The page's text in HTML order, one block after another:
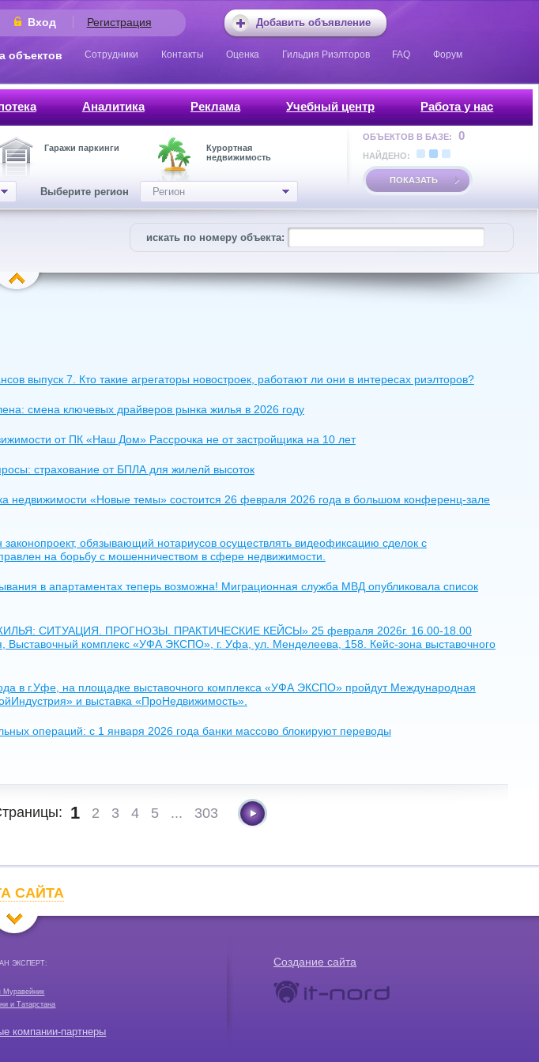
Добавить объявление
Вход Регистрация
объектов Сотрудники Контакты Оценка Гильдия Риэлторов FAQ Форум
Аналитика Реклама Учебный центр Работа у нас
Гаражи паркинги
Курортная
недвижимость
Выберите регион Регион
ОБЪЕКТОВ В БАЗЕ: 0
НАЙДЕНО:
ПОКАЗАТЬ
искать по номеру объекта:
выпуск 7. Кто такие агрегаторы новостроек, работают ли они в интересах риэлторов?
смена ключевых драйверов рынка жилья в 2026 году
от ПК «Наш Дом» Рассрочка не от застройщика на 10 лет
страхование от БПЛА для жилелй высоток
недвижимости «Новые темы» состоится 26 февраля 2026 года в большом конференц-зале
обязывающий нотариусов осуществлять видеофиксацию сделок с
на борьбу с мошенничеством в сфере недвижимости.
в апартаментах теперь возможна! Миграционная служба МВД опубликовала список
СИТУАЦИЯ. ПРОГНОЗЫ. ПРАКТИЧЕСКИЕ КЕЙСЫ» 25 февраля 2026г. 16.00-18.00
Выставочный комплекс «УФА ЭКСПО», г. Уфа, ул. Менделеева, 158. Кейс-зона выставочного
в г.Уфе, на площадке выставочного комплекса «УФА ЭКСПО» пройдут Международная
и выставка «ПроНедвижимость».
операций: с 1 января 2026 года банки массово блокируют переводы
1 2 3 4 5 ... 303
САЙТА
АН ЭКСПЕРТ:
Муравейник
и Татарстана
компании-партнеры
Создание сайта